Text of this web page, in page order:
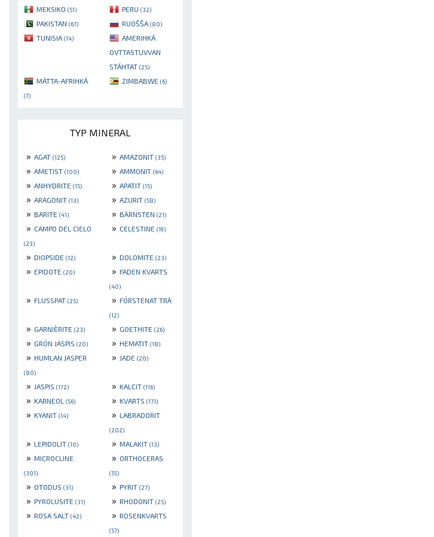
MEKSIKO (51) PERU (32)
PAKISTAN (67) RUOŠŠA (80)
TUNISIA (14)
AMERIHKÁ
OVTTASTUVVAN
STÁHTAT (25)
MÁTTA-AFRIHKÁ
(7)
ZIMBABWE (6)
TYP MINERAL
» AGAT (125) » AMAZONIT (35)
» AMETIST (100) » AMMONIT (64)
» ANHYDRITE (15) » APATIT (15)
» ARAGONIT (13) » AZURIT (58)
» BARITE (41) » BÄRNSTEN (21)
» CAMPO DEL CIELO
(23)
» CELESTINE (19)
» DIOPSIDE (12) » DOLOMITE (23)
» EPIDOTE (20) » FADEN KVARTS
(40)
» FLUSSPAT (25) » FÖRSTENAT TRÄ
(12)
» GARNIÈRITE (23) » GOETHITE (26)
» GRÖN JASPIS (20) » HEMATIT (18)
» HUMLAN JASPER
(80)
» JADE (20)
» JASPIS (172) » KALCIT (116)
» KARNEOL (56) » KVARTS (171)
» KYANIT (14) » LABRADORIT
(202)
» LEPIDOLIT (10) » MALAKIT (13)
» MICROCLINE
(301)
» ORTHOCERAS
(55)
» OTODUS (31) » PYRIT (27)
» PYROLUSITE (31) » RHODONIT (25)
» ROSA SALT (42) » ROSENKVARTS
(57)